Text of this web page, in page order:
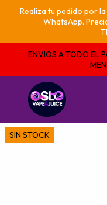
Realiza tu pedido por
WhatsApp.
ENVIOS A TODO EL
SIN STOCK